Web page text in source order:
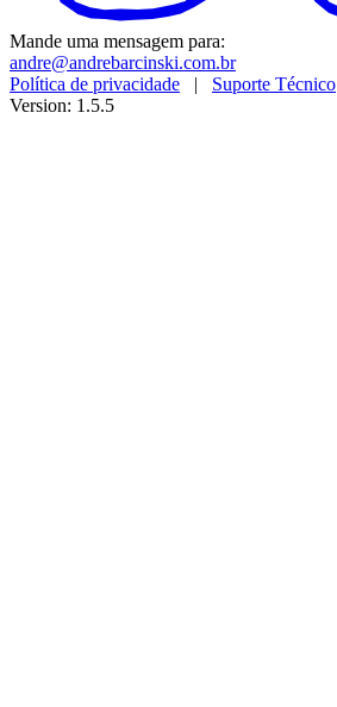
Mande uma mensagem para:
andre@andrebarcinski.com.br
Política de privacidade | Suporte Técnico
Version: 1.5.5